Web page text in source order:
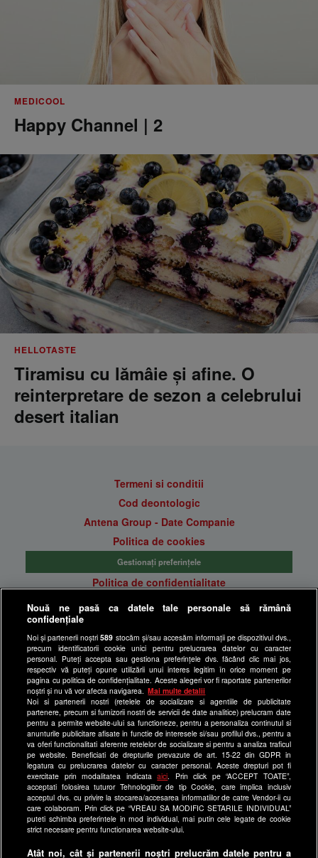
MEDICOOL
Happy Channel | 2
HELLOTASTE
Tiramisu cu lămâie și afine. O
reinterpretare de sezon a celebrului
desert italian
Termeni si conditii
Cod deontologic
Antena Group - Date Companie
Politica de cookies
Gestionați preferințele
Politica de confidentialitate
Anunturi gratuite pe Lajumate.ro
Program Happy Channel
Echipa editorială
Site-uri Antena Group
a1.ro
antenastars.ro
as.ro
catine.ro
chefi.ro
deparinti.ro
medicool.ro
Nouă ne pasă ca datele tale personale să rămână
confidențiale
Noi și partenerii noștri589 stocăm și/sau accesăm informații pe dispozitivul dvs.,
precum identificatorii cookie unici pentru prelucrarea datelor cu caracter
personal. Puteți accepta sau gestiona preferințele dvs. făcând clic mai jos,
respectiv vă puteți opune utilizării unui interes legitim în orice moment pe
pagina cu politica de confidențialitate. Aceste alegeri vor fi raportate partenerilor
noștri și nu vă vor afecta navigarea.
Mai multe detalii
Noi si partenerii nostri (retelele de socializare si agentiile de publicitate
partenere, precum si furnizorii nostri de servicii de date analitice) prelucram date
pentru a permite website-ului sa functioneze, pentru a personaliza continutul si
anunturile publicitare afisate in functie de interesele si/sau profilul dvs., pentru a
va oferi functionalitati aferente retelelor de socializare si pentru a analiza traficul
pe website. Beneficiati de drepturile prevazute de art. 15-22 din GDPR in
legatura cu prelucrarea datelor cu caracter personal. Aceste drepturi pot fi
exercitate prin modalitatea indicataaici . Prin click pe “ACCEPT TOATE”,
acceptati folosirea tuturor Tehnologiilor de tip Cookie, care implica inclusiv
acceptul dvs. cu privire la stocarea/accesarea informatiilor de catre Vendor-ii cu
care colaboram. Prin click pe “VREAU SA MODIFIC SETARILE INDIVIDUAL”
puteti schimba preferintele in mod individual, mai putin cele legate de cookie
strict necesare pentru functionarea website-ului.
Atât noi, cât și partenerii noștri prelucrăm datele pentru a